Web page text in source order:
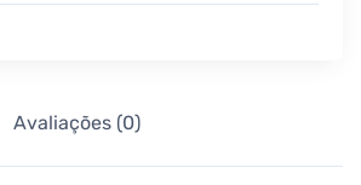
Avaliações (0)